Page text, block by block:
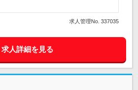
求人管理No. 337035
求人詳細を見る